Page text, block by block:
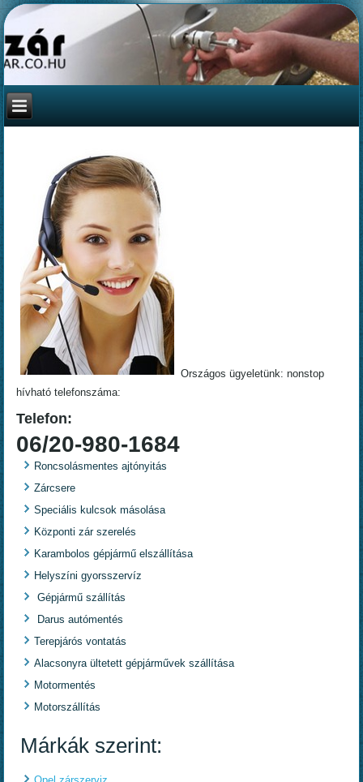
Országos ügyeletünk: nonstop
hívható telefonszáma:
Telefon:
06/20-980-1684
Roncsolásmentes ajtónyitás
Zárcsere
Speciális kulcsok másolása
Központi zár szerelés
Karambolos gépjármű elszállítása
Helyszíni gyorsszervíz
Gépjármű szállítás
Darus autómentés
Terepjárós vontatás
Alacsonyra ültetett gépjárművek szállítása
Motormentés
Motorszállítás
Márkák szerint: